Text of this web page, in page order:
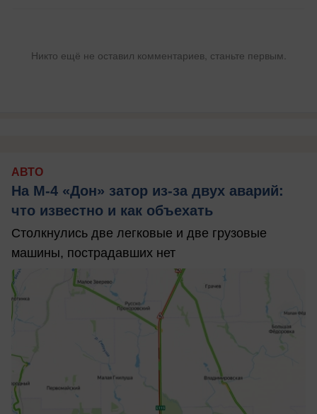
Никто ещё не оставил комментариев, станьте первым.
АВТО
На М‑4 «Дон» затор из‑за двух аварий:
что известно и как объехать
Столкнулись две легковые и две грузовые
машины, пострадавших нет